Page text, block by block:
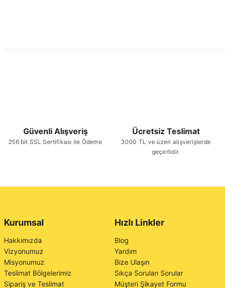
Güvenli Alışveriş
256 bit SSL Sertifikası ile Ödeme
Ücretsiz Teslimat
3000 TL ve üzeri alışverişlerde
geçerlidir.
Kurumsal
Hakkımızda
Vizyonumuz
Misyonumuz
Teslimat Bölgelerimiz
Sipariş ve Teslimat
Hızlı Linkler
Blog
Yardım
Bize Ulaşın
Sıkça Sorulan Sorular
Müşteri Şikayet Formu